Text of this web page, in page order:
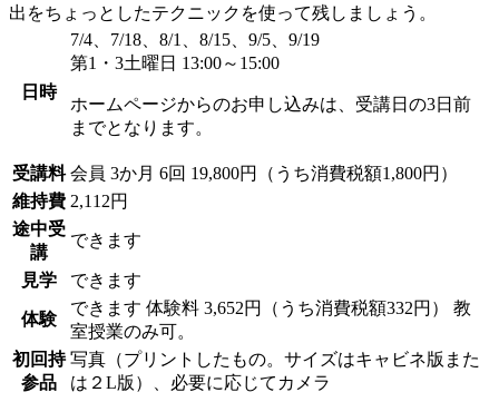
出をちょっとしたテクニックを使って残しましょう。
日時
7/4、7/18、8/1、8/15、9/5、9/19
第1・3土曜日 13:00～15:00
ホームページからのお申し込みは、受講日の3日前
までとなります。
受講料 会員 3か月 6回 19,800円（うち消費税額1,800円）
維持費 2,112円
途中受
講
できます
見学 できます
体験
できます 体験料 3,652円（うち消費税額332円） 教
室授業のみ可。
初回持
参品
写真（プリントしたもの。サイズはキャビネ版また
は２L版）、必要に応じてカメラ